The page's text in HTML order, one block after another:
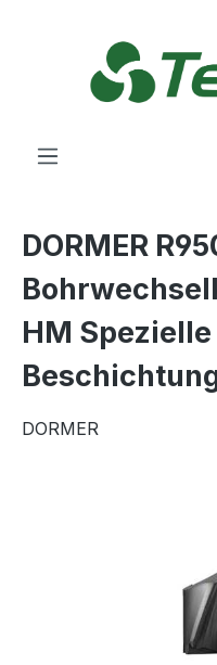
DORMER
HM
DORMER